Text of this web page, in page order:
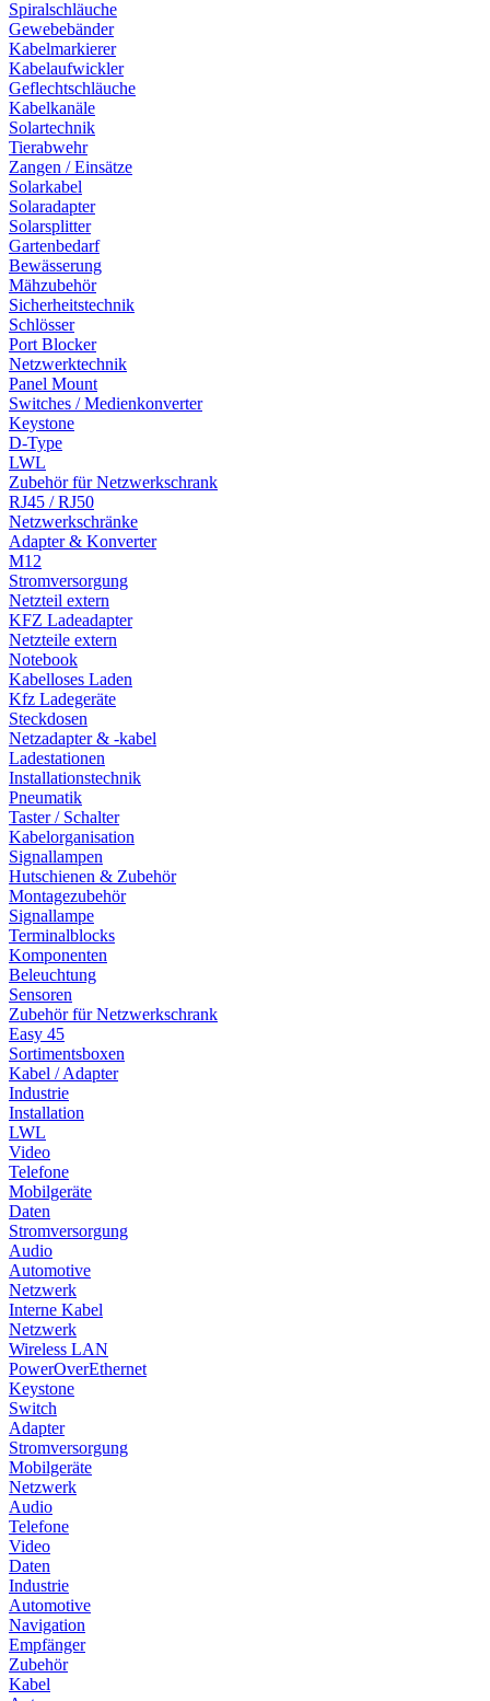
Spiralschläuche
Gewebebänder
Kabelmarkierer
Kabelaufwickler
Geflechtschläuche
Kabelkanäle
Solartechnik
Tierabwehr
Zangen / Einsätze
Solarkabel
Solaradapter
Solarsplitter
Gartenbedarf
Bewässerung
Mähzubehör
Sicherheitstechnik
Schlösser
Port Blocker
Netzwerktechnik
Panel Mount
Switches / Medienkonverter
Keystone
D-Type
LWL
Zubehör für Netzwerkschrank
RJ45 / RJ50
Netzwerkschränke
Adapter & Konverter
M12
Stromversorgung
Netzteil extern
KFZ Ladeadapter
Netzteile extern
Notebook
Kabelloses Laden
Kfz Ladegeräte
Steckdosen
Netzadapter & -kabel
Ladestationen
Installationstechnik
Pneumatik
Taster / Schalter
Kabelorganisation
Signallampen
Hutschienen & Zubehör
Montagezubehör
Signallampe
Terminalblocks
Komponenten
Beleuchtung
Sensoren
Zubehör für Netzwerkschrank
Easy 45
Sortimentsboxen
Kabel / Adapter
Industrie
Installation
LWL
Video
Telefone
Mobilgeräte
Daten
Stromversorgung
Audio
Automotive
Netzwerk
Interne Kabel
Netzwerk
Wireless LAN
PowerOverEthernet
Keystone
Switch
Adapter
Stromversorgung
Mobilgeräte
Netzwerk
Audio
Telefone
Video
Daten
Industrie
Automotive
Navigation
Empfänger
Zubehör
Kabel